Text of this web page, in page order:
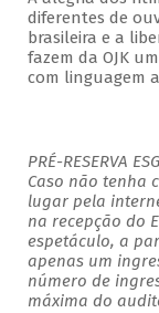
diferentes de
brasileira e a
fazem da OJK
com linguagem
PRÉ-RESERVA
Caso não tenha
lugar pela
na recepção do
espetáculo, a
apenas um
número de
máxima do